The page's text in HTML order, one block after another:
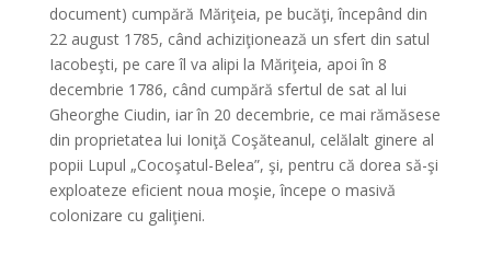
document) cumpără Măriţeia, pe bucăţi, începând din
22 august 1785, când achiziţionează un sfert din satul
Iacobeşti, pe care îl va alipi la Măriţeia, apoi în 8
decembrie 1786, când cumpără sfertul de sat al lui
Gheorghe Ciudin, iar în 20 decembrie, ce mai rămăsese
din proprietatea lui Ioniţă Coşăteanul, celălalt ginere al
popii Lupul „Cocoşatul-Belea”, şi, pentru că dorea să-şi
exploateze eficient noua moşie, începe o masivă
colonizare cu galiţieni.